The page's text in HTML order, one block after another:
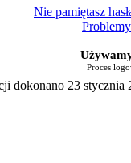
Nie pamiętasz
Proces
dokonano 23 stycznia